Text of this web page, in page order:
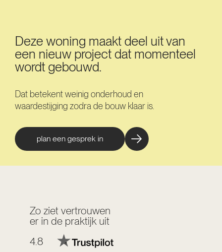
Deze woning maakt deel uit van
een nieuw project dat momenteel
wordt gebouwd.
Dat betekent weinig onderhoud en
waardestijging zodra de bouw klaar is.
plan een gesprek in
Zo ziet vertrouwen
er in de praktijk uit
4.8